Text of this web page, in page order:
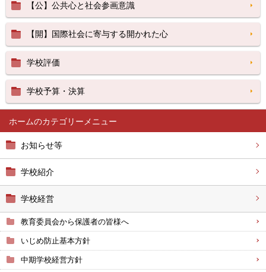
ホーム
お知らせ等
学校紹介
学校経営
教育委員会から保護者の皆様へ
いじめ防止基本方針
中期学校経営方針
【公】公共心と社会参画意識
【開】国際社会に寄与する開かれた心
学校評価
学校予算・決算